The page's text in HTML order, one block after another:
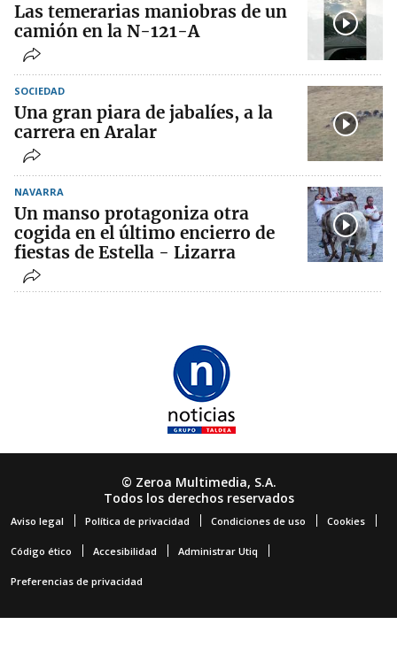
Las temerarias maniobras de un
camión en la N-121-A
SOCIEDAD
Una gran piara de jabalíes, a la
carrera en Aralar
NAVARRA
Un manso protagoniza otra
cogida en el último encierro de
fiestas de Estella - Lizarra
© Zeroa Multimedia, S.A.
Todos los derechos reservados
Aviso legal Política de privacidad Condiciones de uso Cookies
Código ético Accesibilidad Administrar Utiq
Preferencias de privacidad